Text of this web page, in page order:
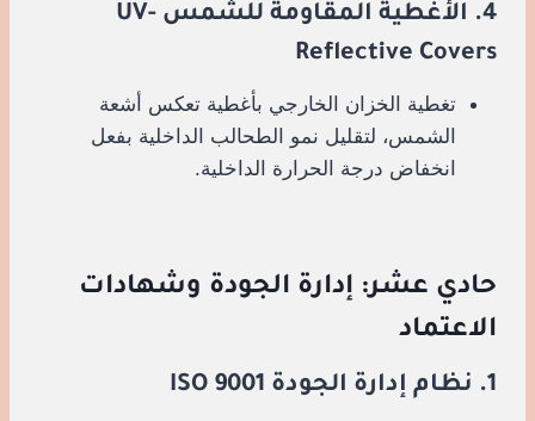
4. الأغطية المقاومة للشمس UV-
Reflective Covers
تغطية الخزان الخارجي بأغطية تعكس أشعة
الشمس، لتقليل نمو الطحالب الداخلية بفعل
انخفاض درجة الحرارة الداخلية.
حادي عشر: إدارة الجودة وشهادات
الاعتماد
1. نظام إدارة الجودة ISO 9001